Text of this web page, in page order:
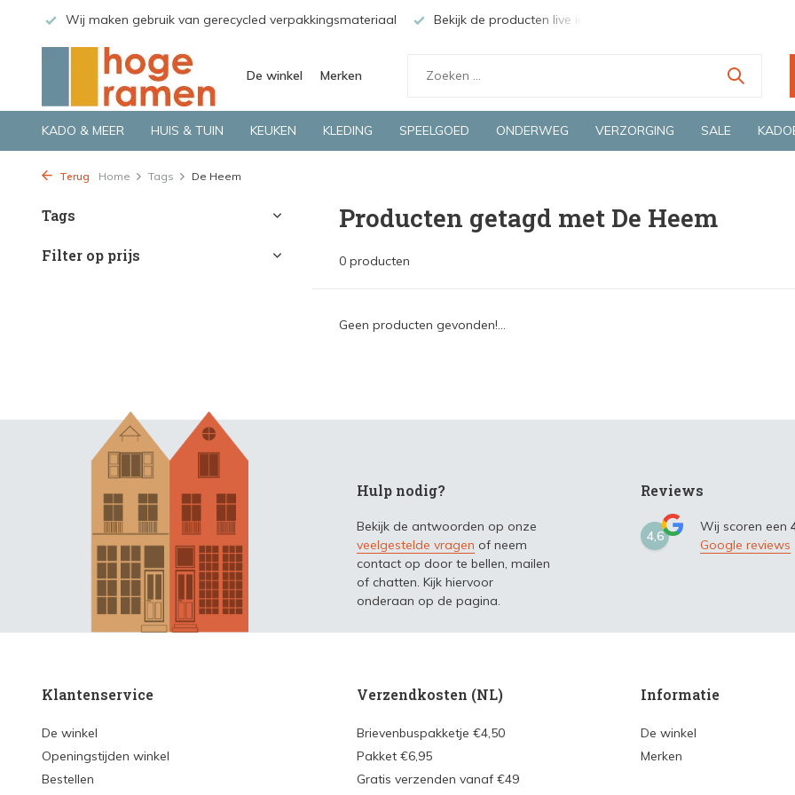
Wij maken gebruik van gerecycled verpakkingsmateriaal Bekijk de producten live in onze winkel in Deventer
De winkel Merken
KADO & MEER HUIS & TUIN KEUKEN KLEDING SPEELGOED ONDERWEG VERZORGING SALE
Terug Home Tags De Heem
Tags
Filter op prijs
Producten getagd met De Heem
0 producten
Geen producten gevonden!...
Hulp nodig?
Bekijk de antwoorden op onze
veelgestelde vragen of neem
contact op door te bellen, mailen
of chatten. Kijk hiervoor
onderaan op de pagina.
Reviews
4,6
Wij scoren een
Google reviews
Klantenservice
De winkel
Openingstijden winkel
Bestellen
Verzendkosten (NL)
Brievenbuspakketje €4,50
Pakket €6,95
Gratis verzenden vanaf €49
Informatie
De winkel
Merken